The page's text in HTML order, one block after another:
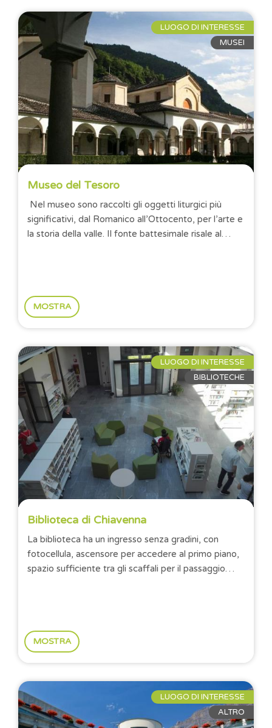
LUOGO DI INTERESSE
MUSEI
Museo del Tesoro
Nel museo sono raccolti gli oggetti liturgici più
significativi, dal Romanico all’Ottocento, per l’arte e
la storia della valle. Il fonte battesimale risale al
MOSTRA
LUOGO DI INTERESSE
BIBLIOTECHE
Biblioteca di Chiavenna
La biblioteca ha un ingresso senza gradini, con
fotocellula, ascensore per accedere al primo piano,
spazio sufficiente tra gli scaffali per il passaggio
MOSTRA
LUOGO DI INTERESSE
ALTRO